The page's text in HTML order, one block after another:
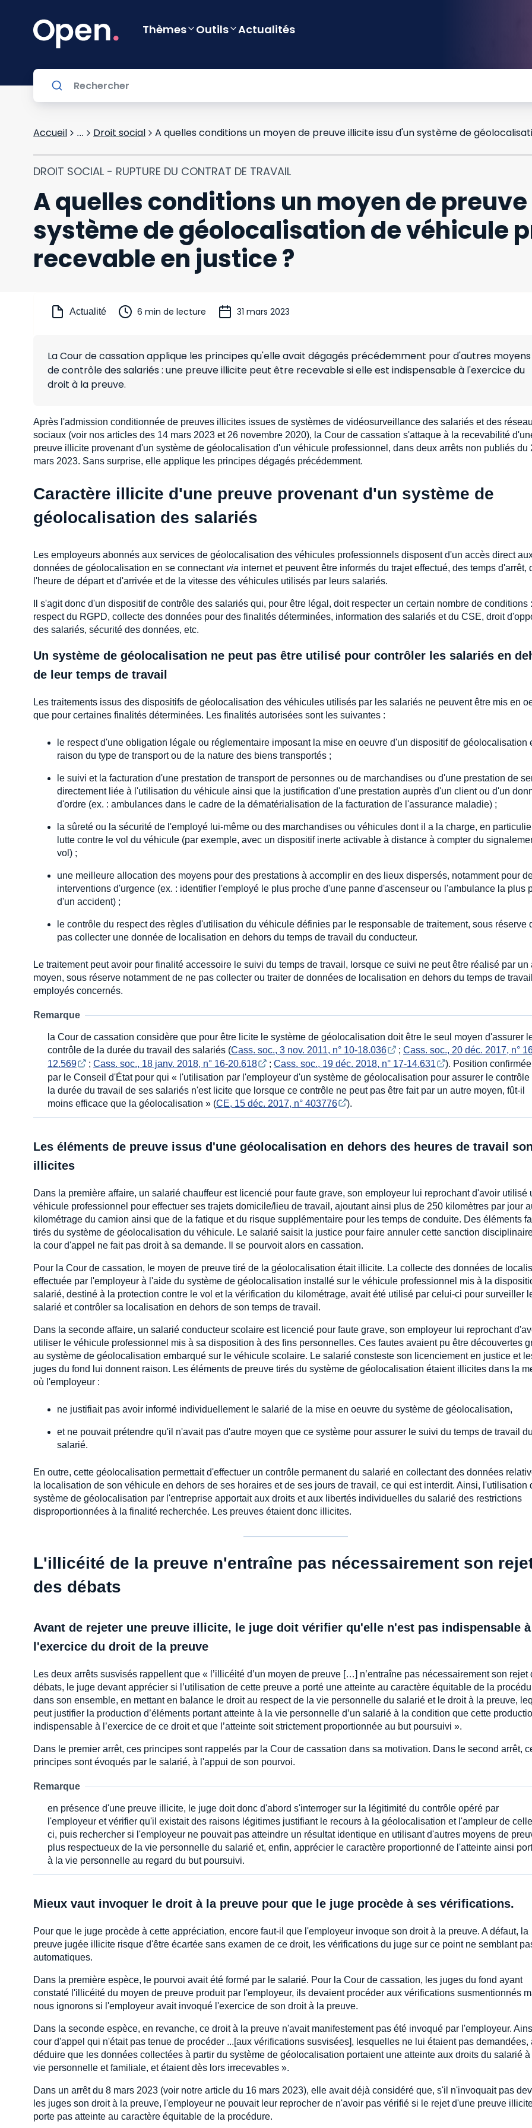
Thèmes Outils Actualités
Accueil ... Droit social
DROIT SOCIAL - RUPTURE DU CONTRAT DE TRAVAIL
A quelles conditions un moyen de
système de géolocalisation de véhicule
recevable en justice ?
Actualité 6 min de lecture 31 mars 2023
La Cour de cassation applique les principes qu'elle avait dégagés précédemment pour d'autres moyens
de contrôle des salariés : une preuve illicite peut être recevable si elle est indispensable à l'exercice du
droit à la preuve.
Après l'admission conditionnée de preuves illicites issues de systèmes de vidéosurveillance des salariés et des
sociaux (voir nos articles des 14 mars 2023 et 26 novembre 2020), la Cour de cassation s'attaque à la recevabilité
preuve illicite provenant d'un système de géolocalisation d'un véhicule professionnel, dans deux arrêts non publiés du
mars 2023. Sans surprise, elle applique les principes dégagés précédemment.
Caractère illicite d'une preuve provenant d'un système de
géolocalisation des salariés
Les employeurs abonnés aux services de géolocalisation des véhicules professionnels disposent d'un accès direct
données de géolocalisation en se connectant via internet et peuvent être informés du trajet effectué, des temps d'arrêt,
l'heure de départ et d'arrivée et de la vitesse des véhicules utilisés par leurs salariés.
Il s'agit donc d'un dispositif de contrôle des salariés qui, pour être légal, doit respecter un certain nombre de conditions :
respect du RGPD, collecte des données pour des finalités déterminées, information des salariés et du CSE, droit
des salariés, sécurité des données, etc.
Un système de géolocalisation ne peut pas être utilisé pour contrôler les salariés en
de leur temps de travail
Les traitements issus des dispositifs de géolocalisation des véhicules utilisés par les salariés ne peuvent être mis en
que pour certaines finalités déterminées. Les finalités autorisées sont les suivantes :
le respect d'une obligation légale ou réglementaire imposant la mise en oeuvre d'un dispositif de géolocalisation
raison du type de transport ou de la nature des biens transportés ;
le suivi et la facturation d'une prestation de transport de personnes ou de marchandises ou d'une prestation de
directement liée à l'utilisation du véhicule ainsi que la justification d'une prestation auprès d'un client ou d'un
d'ordre (ex. : ambulances dans le cadre de la dématérialisation de la facturation de l'assurance maladie) ;
la sûreté ou la sécurité de l'employé lui-même ou des marchandises ou véhicules dont il a la charge, en
lutte contre le vol du véhicule (par exemple, avec un dispositif inerte activable à distance à compter du
vol) ;
une meilleure allocation des moyens pour des prestations à accomplir en des lieux dispersés, notamment pour
interventions d'urgence (ex. : identifier l'employé le plus proche d'une panne d'ascenseur ou l'ambulance la plus
d'un accident) ;
le contrôle du respect des règles d'utilisation du véhicule définies par le responsable de traitement, sous réserve
pas collecter une donnée de localisation en dehors du temps de travail du conducteur.
Le traitement peut avoir pour finalité accessoire le suivi du temps de travail, lorsque ce suivi ne peut être réalisé par un
moyen, sous réserve notamment de ne pas collecter ou traiter de données de localisation en dehors du temps de
employés concernés.
Remarque
la Cour de cassation considère que pour être licite le système de géolocalisation doit être le seul moyen d'assurer
contrôle de la durée du travail des salariés (Cass. soc., 3 nov. 2011, n° 10-18.036 ; Cass. soc., 20 déc. 2017, n°
12.569
; Cass. soc., 18 janv. 2018, n° 16-20.618 ; Cass. soc., 19 déc. 2018, n° 17-14.631
). Position confirmée
par le Conseil d'État pour qui « l'utilisation par l'employeur d'un système de géolocalisation pour assurer le contrôle
la durée du travail de ses salariés n'est licite que lorsque ce contrôle ne peut pas être fait par un autre moyen, fût-il
moins efficace que la géolocalisation » (CE, 15 déc. 2017, n° 403776 ).
Les éléments de preuve issus d'une géolocalisation en dehors des heures de travail
illicites
Dans la première affaire, un salarié chauffeur est licencié pour faute grave, son employeur lui reprochant d'avoir utilisé
véhicule professionnel pour effectuer ses trajets domicile/lieu de travail, ajoutant ainsi plus de 250 kilomètres par jour
kilométrage du camion ainsi que de la fatique et du risque supplémentaire pour les temps de conduite. Des éléments
tirés du système de géolocalisation du véhicule. Le salarié saisit la justice pour faire annuler cette sanction
la cour d'appel ne fait pas droit à sa demande. Il se pourvoit alors en cassation.
Pour la Cour de cassation, le moyen de preuve tiré de la géolocalisation était illicite. La collecte des données de
effectuée par l'employeur à l'aide du système de géolocalisation installé sur le véhicule professionnel mis à la
salarié, destiné à la protection contre le vol et la vérification du kilométrage, avait été utilisé par celui-ci pour surveiller
salarié et contrôler sa localisation en dehors de son temps de travail.
Dans la seconde affaire, un salarié conducteur scolaire est licencié pour faute grave, son employeur lui reprochant
utiliser le véhicule professionnel mis à sa disposition à des fins personnelles. Ces fautes avaient pu être découvertes
au système de géolocalisation embarqué sur le véhicule scolaire. Le salarié consteste son licenciement en justice et
juges du fond lui donnent raison. Les éléments de preuve tirés du système de géolocalisation étaient illicites dans la
où l'employeur :
ne justifiait pas avoir informé individuellement le salarié de la mise en oeuvre du système de géolocalisation,
et ne pouvait prétendre qu'il n'avait pas d'autre moyen que ce système pour assurer le suivi du temps de travail du
salarié.
En outre, cette géolocalisation permettait d'effectuer un contrôle permanent du salarié en collectant des données
la localisation de son véhicule en dehors de ses horaires et de ses jours de travail, ce qui est interdit. Ainsi, l'utilisation
système de géolocalisation par l'entreprise apportait aux droits et aux libertés individuelles du salarié des restrictions
disproportionnées à la finalité recherchée. Les preuves étaient donc illicites.
L'illicéité de la preuve n'entraîne pas nécessairement son
des débats
Avant de rejeter une preuve illicite, le juge doit vérifier qu'elle n'est pas indispensable à
l'exercice du droit de la preuve
Les deux arrêts susvisés rappellent que « l’illicéité d’un moyen de preuve […] n’entraîne pas nécessairement son rejet
débats, le juge devant apprécier si l’utilisation de cette preuve a porté une atteinte au caractère équitable de la
dans son ensemble, en mettant en balance le droit au respect de la vie personnelle du salarié et le droit à la preuve,
peut justifier la production d’éléments portant atteinte à la vie personnelle d’un salarié à la condition que cette
indispensable à l’exercice de ce droit et que l’atteinte soit strictement proportionnée au but poursuivi ».
Dans le premier arrêt, ces principes sont rappelés par la Cour de cassation dans sa motivation. Dans le second arrêt,
principes sont évoqués par le salarié, à l'appui de son pourvoi.
Remarque
en présence d'une preuve illicite, le juge doit donc d'abord s'interroger sur la légitimité du contrôle opéré par
l'employeur et vérifier qu'il existait des raisons légitimes justifiant le recours à la géolocalisation et l'ampleur de
ci, puis rechercher si l'employeur ne pouvait pas atteindre un résultat identique en utilisant d'autres moyens de
plus respectueux de la vie personnelle du salarié et, enfin, apprécier le caractère proportionné de l'atteinte ainsi
à la vie personnelle au regard du but poursuivi.
Mieux vaut invoquer le droit à la preuve pour que le juge procède à ses vérifications.
Pour que le juge procède à cette appréciation, encore faut-il que l'employeur invoque son droit à la preuve. A défaut, la
preuve jugée illicite risque d'être écartée sans examen de ce droit, les vérifications du juge sur ce point ne semblant
automatiques.
Dans la première espèce, le pourvoi avait été formé par le salarié. Pour la Cour de cassation, les juges du fond ayant
constaté l'illicéité du moyen de preuve produit par l'employeur, ils devaient procéder aux vérifications susmentionnés
nous ignorons si l'employeur avait invoqué l'exercice de son droit à la preuve.
Dans la seconde espèce, en revanche, ce droit à la preuve n'avait manifestement pas été invoqué par l'employeur.
cour d'appel qui n'était pas tenue de procéder ...[aux vérifications susvisées], lesquelles ne lui étaient pas demandées,
déduire que les données collectées à partir du système de géolocalisation portaient une atteinte aux droits du salarié
vie personnelle et familiale, et étaient dès lors irrecevables ».
Dans un arrêt du 8 mars 2023 (voir notre article du 16 mars 2023), elle avait déjà considéré que, s'il n'invoquait pas
les juges son droit à la preuve, l'employeur ne pouvait leur reprocher de n'avoir pas vérifié si le rejet d'une preuve
porte pas atteinte au caractère équitable de la procédure.